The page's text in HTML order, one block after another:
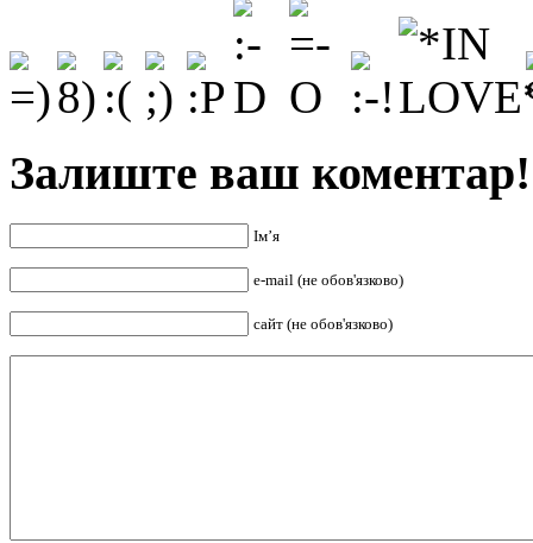
Залиште ваш коментар!
Ім’я
e-mail (не обов'язково)
сайт (не обов'язково)